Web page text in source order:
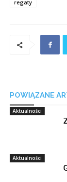
regaty
POWIĄZANE
Aktualności
Aktualności